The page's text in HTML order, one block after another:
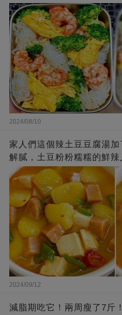
2024/08/10
家人們這個辣土豆豆腐湯
解膩，土豆粉粉糯糯的鮮辣
2024/09/12
減脂期吃它！兩周瘦了7斤